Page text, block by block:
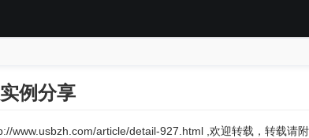
例分享
www.usbzh.com/article/detail-927.html ,欢迎转载，转载请附